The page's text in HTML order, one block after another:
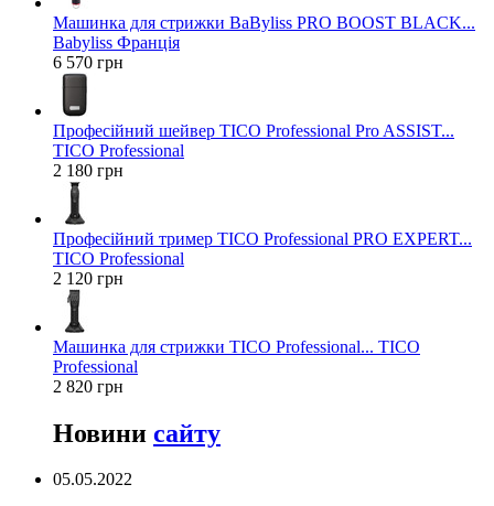
Машинка для стрижки BaByliss PRO BOOST BLACK...
Babyliss Франція
6 570 грн
Професійний шейвер TICO Professional Pro ASSIST...
TICO Professional
2 180 грн
Професійний тример TICO Professional PRO EXPERT...
TICO Professional
2 120 грн
Машинка для стрижки TICO Professional... TICO
Professional
2 820 грн
Новини сайту
05.05.2022